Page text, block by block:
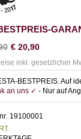
€ 20,90
inkl. gesetzlicher
BESTPREIS. Auf
an uns ✓ - Nur auf
19100001